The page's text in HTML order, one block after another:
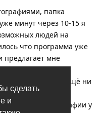
сделать
и
папка
минут через 10-15 я
людей на
что программа уже
предлагает мне
Повторюсь - я ещё ни
фотографии у